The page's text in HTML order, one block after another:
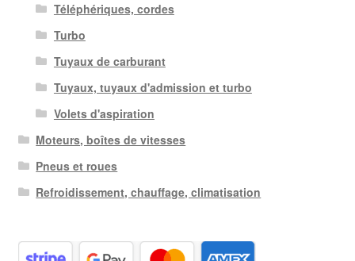
Téléphériques, cordes
Turbo
Tuyaux de carburant
Tuyaux, tuyaux d'admission et turbo
Volets d'aspiration
Moteurs, boîtes de vitesses
Pneus et roues
Refroidissement, chauffage, climatisation